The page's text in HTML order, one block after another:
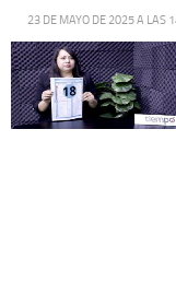
23 DE MAYO DE 2025 A LAS